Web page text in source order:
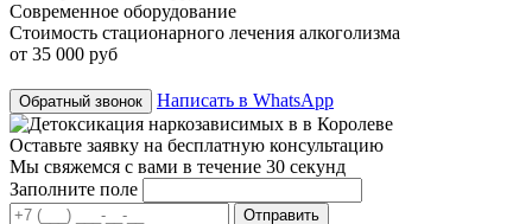
Современное оборудование
Стоимость стационарного лечения алкоголизма
от 35 000 руб
Обратный звонок Написать в WhatsApp
Оставьте заявку на бесплатную консультацию
Мы свяжемся с вами в течение 30 секунд
Заполните поле